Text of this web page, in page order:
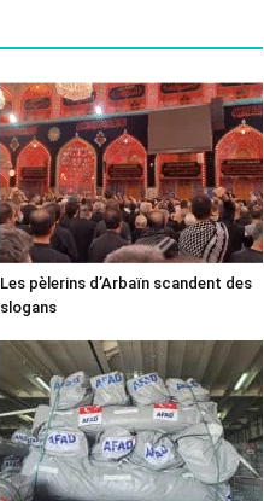
Les pèlerins d’Arbaïn scandent des
slogans